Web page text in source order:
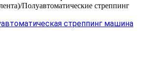
Полуавтоматические стреппинг
стреппинг машина